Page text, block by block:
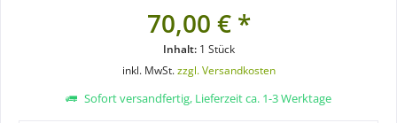
70,00 € *
Inhalt: 1 Stück
inkl. MwSt.zzgl. Versandkosten
Sofort versandfertig, Lieferzeit ca. 1-3 Werktage